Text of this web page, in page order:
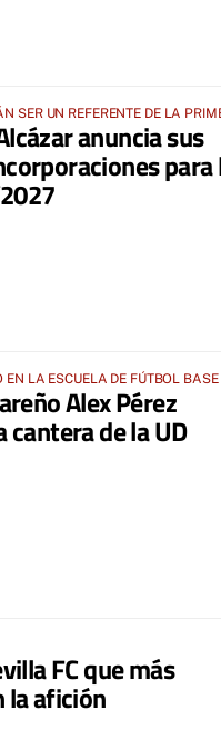
SER UN REFERENTE DE LA
anuncia sus
para
LA ESCUELA DE FÚTBOL BASE
Alex Pérez
de la UD
FC que más
la afición